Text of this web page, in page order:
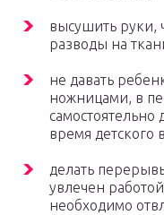
высушить руки,
разводы на
не давать
ножницами, в
самостоятельно
время
делать
увлечен
необходимо